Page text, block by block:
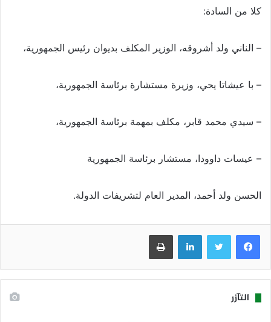
كلا من السادة:
– الناني ولد أشروقه، الوزير المكلف بديوان رئيس الجمهورية،
– با عيشاتا يحي، وزيرة مستشارة برئاسة الجمهورية،
– سيدي محمد قابر، مكلف بمهمة برئاسة الجمهورية،
– عيسات داوودا، مستشار برئاسة الجمهورية
الحسن ولد أحمد، المدير العام لتشريفات الدولة.
فيسبوك تويتر لينكدإن طباعة
التآزر